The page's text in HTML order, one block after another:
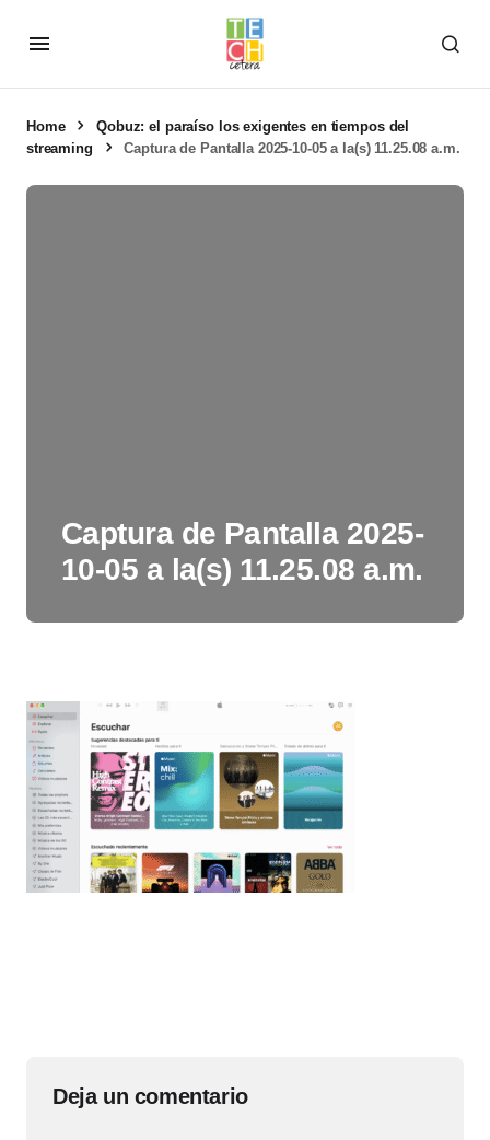
Home
Qobuz: el paraíso los exigentes en tiempos del
streaming
Captura de Pantalla 2025-10-05 a la(s) 11.25.08 a.m.
Captura de Pantalla 2025-
10-05 a la(s) 11.25.08 a.m.
Deja un comentario